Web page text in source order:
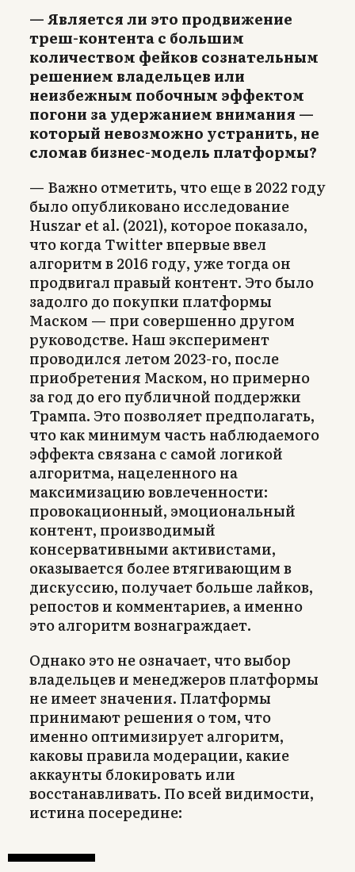
— Является ли это продвижение
треш-контента с большим
количеством фейков сознательным
решением владельцев или
неизбежным побочным эффектом
погони за удержанием внимания —
который невозможно устранить, не
сломав бизнес-модель платформы?
— Важно отметить, что еще в 2022 году
было опубликовано исследование
Huszar et al. (2021), которое показало,
что когда Twitter впервые ввел
алгоритм в 2016 году, уже тогда он
продвигал правый контент. Это было
задолго до покупки платформы
Маском — при совершенно другом
руководстве. Наш эксперимент
проводился летом 2023-го, после
приобретения Маском, но примерно
за год до его публичной поддержки
Трампа. Это позволяет предполагать,
что как минимум часть наблюдаемого
эффекта связана с самой логикой
алгоритма, нацеленного на
максимизацию вовлеченности:
провокационный, эмоциональный
контент, производимый
консервативными активистами,
оказывается более втягивающим в
дискуссию, получает больше лайков,
репостов и комментариев, а именно
это алгоритм вознаграждает.
Однако это не означает, что выбор
владельцев и менеджеров платформы
не имеет значения. Платформы
принимают решения о том, что
именно оптимизирует алгоритм,
каковы правила модерации, какие
аккаунты блокировать или
восстанавливать. По всей видимости,
истина посередине: